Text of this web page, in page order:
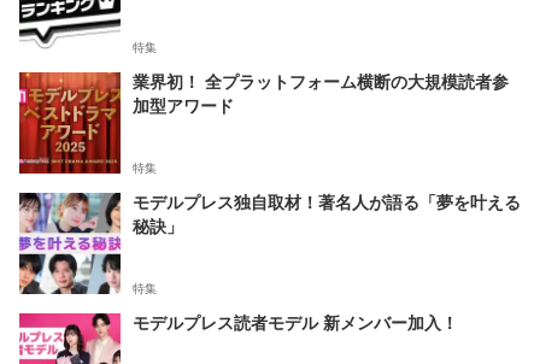
特集
業界初！ 全プラットフォーム横断の大規模読者参
加型アワード
特集
モデルプレス独自取材！著名人が語る「夢を叶える
秘訣」
特集
モデルプレス読者モデル 新メンバー加入！